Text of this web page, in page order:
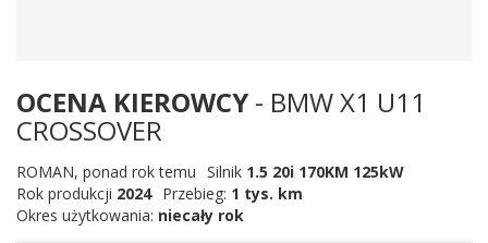
OCENA KIEROWCY - BMW X1 U11
CROSSOVER
ROMAN, ponad rok temu Silnik 1.5 20i 170KM 125kW
Rok produkcji 2024 Przebieg: 1 tys. km
Okres użytkowania: niecały rok